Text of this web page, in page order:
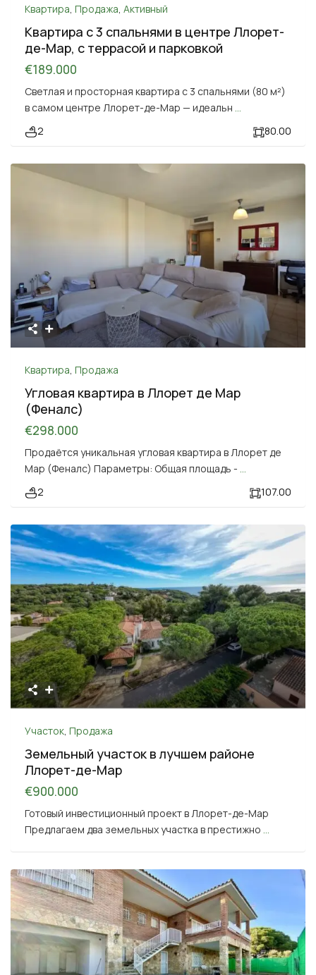
Квартира, Продажа, Активный
Квартира с 3 спальнями в центре Ллорет-
де-Мар, с террасой и парковкой
€189.000
Светлая и просторная квартира с 3 спальнями (80 м²)
в самом центре Ллорет-де-Мар — идеальн ...
2
80.00
Квартира, Продажа
Угловая квартира в Ллорет де Мар
(Феналс)
€298.000
Продаётся уникальная угловая квартира в Ллорет де
Мар (Феналс) Параметры: Общая площадь - ...
2
107.00
Участок, Продажа
Земельный участок в лучшем районе
Ллорет-де-Мар
€900.000
Готовый инвестиционный проект в Ллорет-де-Мар
Предлагаем два земельных участка в престижно ...